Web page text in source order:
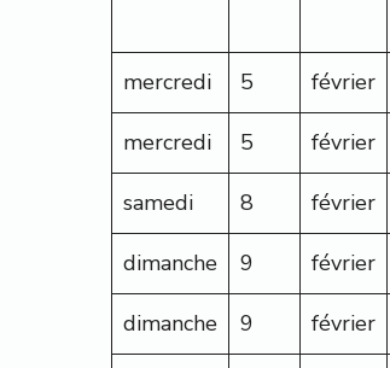
mercredi 5 février
mercredi 5 février
samedi 8 février
dimanche 9 février
dimanche 9 février